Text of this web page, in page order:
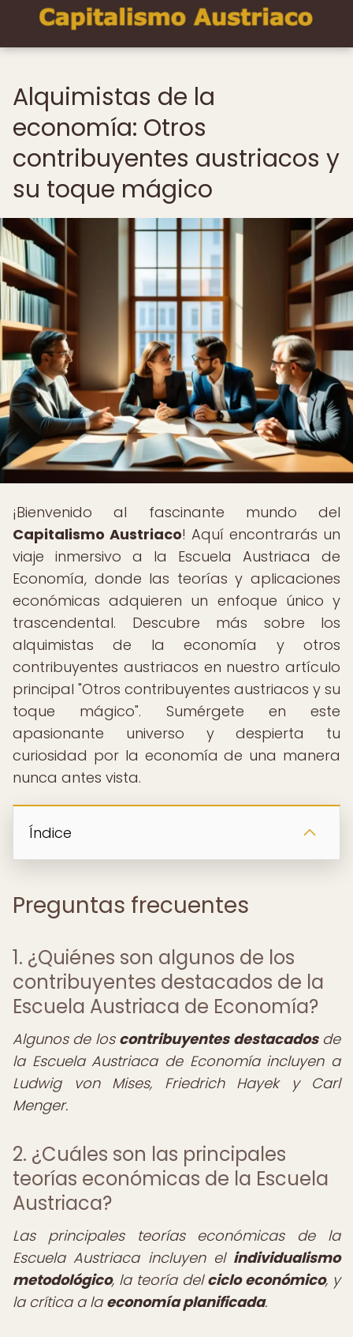
Alquimistas de la
economía: Otros
contribuyentes austriacos y
su toque mágico
¡Bienvenido al fascinante mundo del
Capitalismo Austriaco! Aquí encontrarás un
viaje inmersivo a la Escuela Austriaca de
Economía, donde las teorías y aplicaciones
económicas adquieren un enfoque único y
trascendental. Descubre más sobre los
alquimistas de la economía y otros
contribuyentes austriacos en nuestro artículo
principal "Otros contribuyentes austriacos y su
toque mágico". Sumérgete en este
apasionante universo y despierta tu
curiosidad por la economía de una manera
nunca antes vista.
Índice
Preguntas frecuentes
1. ¿Quiénes son algunos de los
contribuyentes destacados de la
Escuela Austriaca de Economía?
Algunos de los contribuyentes destacadosde
la Escuela Austriaca de Economía incluyen a
Ludwig von Mises, Friedrich Hayek y Carl
Menger.
2. ¿Cuáles son las principales
teorías económicas de la Escuela
Austriaca?
Las principales teorías económicas de la
Escuela Austriaca incluyen el individualismo
metodológico, la teoría delciclo económico, y
la crítica a la economía planificada.